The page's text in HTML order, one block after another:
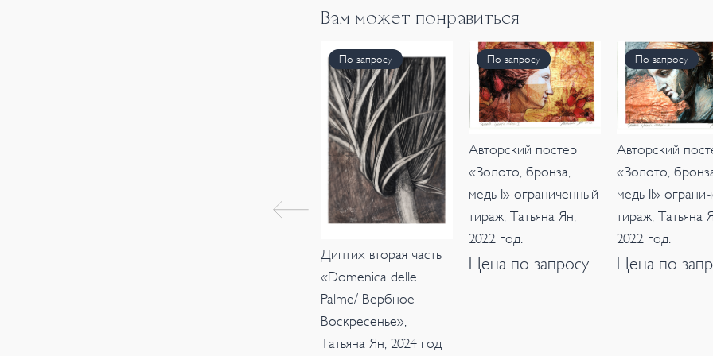
Вам может понравиться
По запросу
Диптих вторая часть
«Domenica delle
Palme/ Вербное
Воскресенье»,
Татьяна Ян, 2024 год
По запросу
Авторский постер
«Золото, бронза,
медь I» ограниченный
тираж, Татьяна Ян,
2022 год.
Цена по запросу
По запросу
Авторский
«Золото,
медь II»
тираж, Татьяна
2022 год.
Цена по